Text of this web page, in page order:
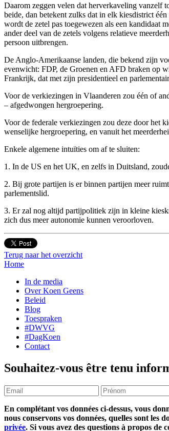
Daarom zeggen velen dat herverkaveling vanzelf
beide, dan betekent zulks dat in elk kiesdistrict
wordt de zetel pas toegewezen als een kandidaat
ander deel van de zetels volgens relatieve
persoon uitbrengen.
De Anglo-Amerikaanse landen, die bekend zijn
evenwicht: FDP, de Groenen en AFD braken op
Frankrijk, dat met zijn presidentieel en
Voor de verkiezingen in Vlaanderen zou één of
– afgedwongen hergroepering.
Voor de federale verkiezingen zou deze door het
wenselijke hergroepering, en vanuit het
Enkele algemene intuïties om af te sluiten:
1. In de US en het UK, en zelfs in Duitsland,
2. Bij grote partijen is er binnen partijen meer
parlementslid.
3. Er zal nog altijd partijpolitiek zijn in kleine
zich dus meer autonomie kunnen veroorloven.
Terug naar het overzicht
Home
In de media
Over Koen Geens
Beleid
Blog
Toespraken
#DWVG
#DagKoen
Contact
Souhaitez-vous être tenu
En complétant vos données ci-dessus, vous
nous conservons vos données, quelles sont les
privée. Si vous avez des questions à propos de